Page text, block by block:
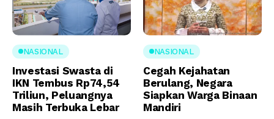
NASIONAL
Investasi Swasta di
IKN Tembus Rp74,54
Triliun, Peluangnya
Masih Terbuka Lebar
NASIONAL
Cegah Kejahatan
Berulang, Negara
Siapkan Warga Binaan
Mandiri